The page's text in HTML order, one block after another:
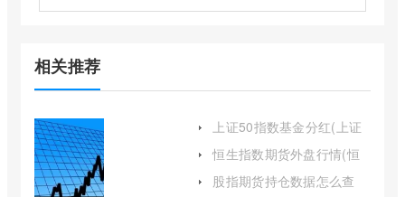
相关推荐
上证50指数基金分红(上证
恒生指数期货外盘行情(恒
股指期货持仓数据怎么查